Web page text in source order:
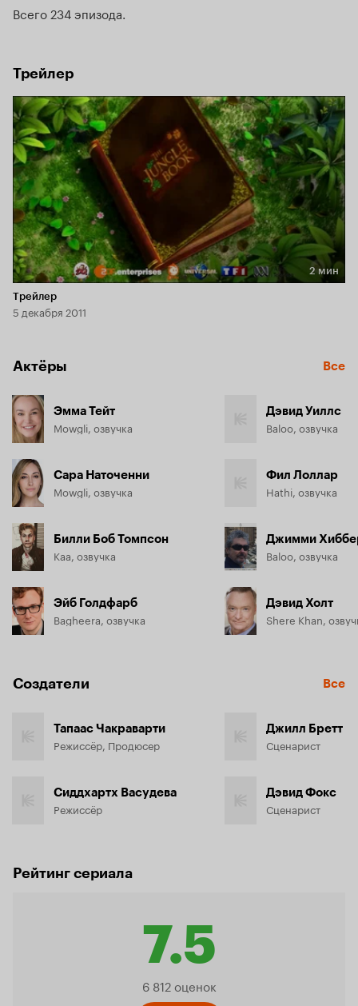
Всего 234 эпизода
Трейлер
Длительность 2 мин
2 мин
Трейлер
5 декабря 2011
Актёры Все
Эмма Тейт
Mowgli, озвучка
Сара Наточенни
Mowgli, озвучка
Билли Боб Томпсон
Kaa, озвучка
Эйб Голдфарб
Bagheera, озвучка
Дэвид Уиллс
Baloo, озвучка
Фил Лоллар
Hathi, озвучка
Джимми
Baloo, озвучка
Дэвид Холт
Shere Khan,
Создатели Все
Тапаас Чакраварти
Режиссёр, Продюсер
Сиддхартх Васудева
Режиссёр
Джилл Бретт
Сценарист
Дэвид Фокс
Сценарист
Рейтинг сериала
7.5
Рейтинг
6 812 оценок